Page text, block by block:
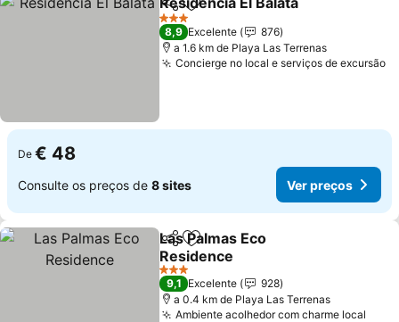
PartilharAdicionar aos favoritos
3 Estrelas
8,9 Excelente
876
a 1.6 km de Playa Las Terrenas
Concierge no local e serviços de excursão
De € 48
Consulte os preços de 8 sites Ver preços
PartilharAdicionar aos favoritos
Las Palmas Eco
Residence
Ver preços
3 Estrelas
9,1 Excelente
928
a 0.4 km de Playa Las Terrenas
Ambiente acolhedor com charme local